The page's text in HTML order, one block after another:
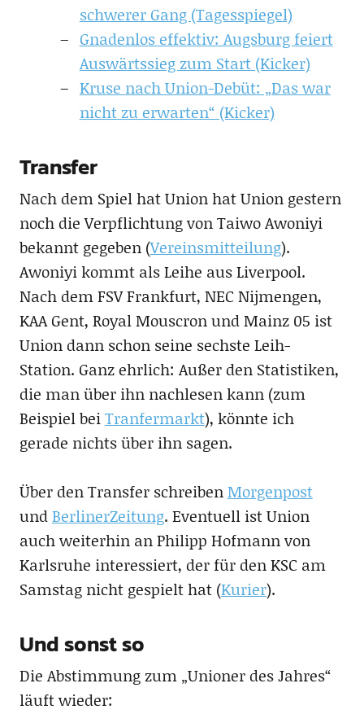
schwerer Gang (Tagesspiegel)
Gnadenlos effektiv: Augsburg feiert
Auswärtssieg zum Start (Kicker)
Kruse nach Union-Debüt: „Das war
nicht zu erwarten“ (Kicker)
Transfer
Nach dem Spiel hat Union hat Union gestern
noch die Verpflichtung von Taiwo Awoniyi
bekannt gegeben (Vereinsmitteilung).
Awoniyi kommt als Leihe aus Liverpool.
Nach dem FSV Frankfurt, NEC Nijmengen,
KAA Gent, Royal Mouscron und Mainz 05 ist
Union dann schon seine sechste Leih-
Station. Ganz ehrlich: Außer den Statistiken,
die man über ihn nachlesen kann (zum
Beispiel beiTranfermarkt), könnte ich
gerade nichts über ihn sagen.
Über den Transfer schreibenMorgenpost
undBerlinerZeitung. Eventuell ist Union
auch weiterhin an Philipp Hofmann von
Karlsruhe interessiert, der für den KSC am
Samstag nicht gespielt hat (Kurier).
Und sonst so
Die Abstimmung zum „Unioner des Jahres“
läuft wieder: